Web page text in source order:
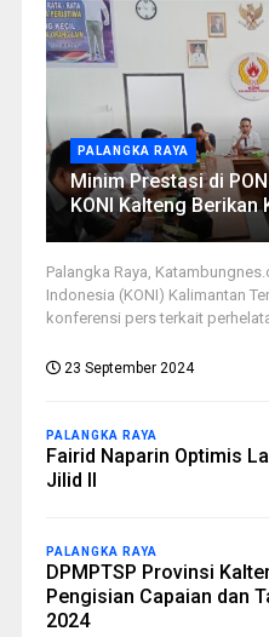
PALANGKA RAYA
Minim Prestasi di
KONI Kalteng Berikan
Palangka Raya,
Indonesia (KONI) Kalimantan
konferensi pers terkait
23 September 2024
PALANGKA RAYA
Fairid Naparin Optimis
Jilid II
PALANGKA RAYA
DPMPTSP Provinsi
Pengisian Capaian dan
2024